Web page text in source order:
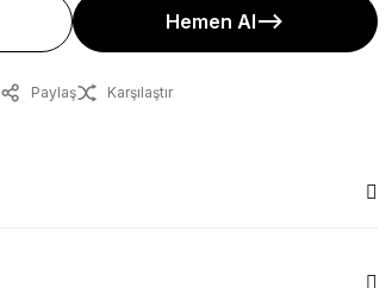
Hemen Al
Paylaş Karşılaştır